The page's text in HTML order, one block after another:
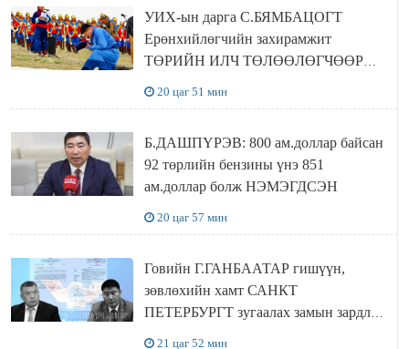
УИХ-ын дарга С.БЯМБАЦОГТ
Ерөнхийлөгчийн захирамжит
ТӨРИЙН ИЛЧ ТӨЛӨӨЛӨГЧӨӨР
20 цаг 51 мин
Б.ДАШПҮРЭВ: 800 ам.доллар байсан
92 төрлийн бензины үнэ 851
ам.доллар болж НЭМЭГДСЭН
20 цаг 57 мин
Говийн Г.ГАНБААТАР гишүүн,
зөвлөхийн хамт САНКТ
ПЕТЕРБУРГТ зугаалах замын зардлаа
21 цаг 52 мин